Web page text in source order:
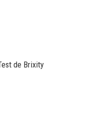
de Brixity